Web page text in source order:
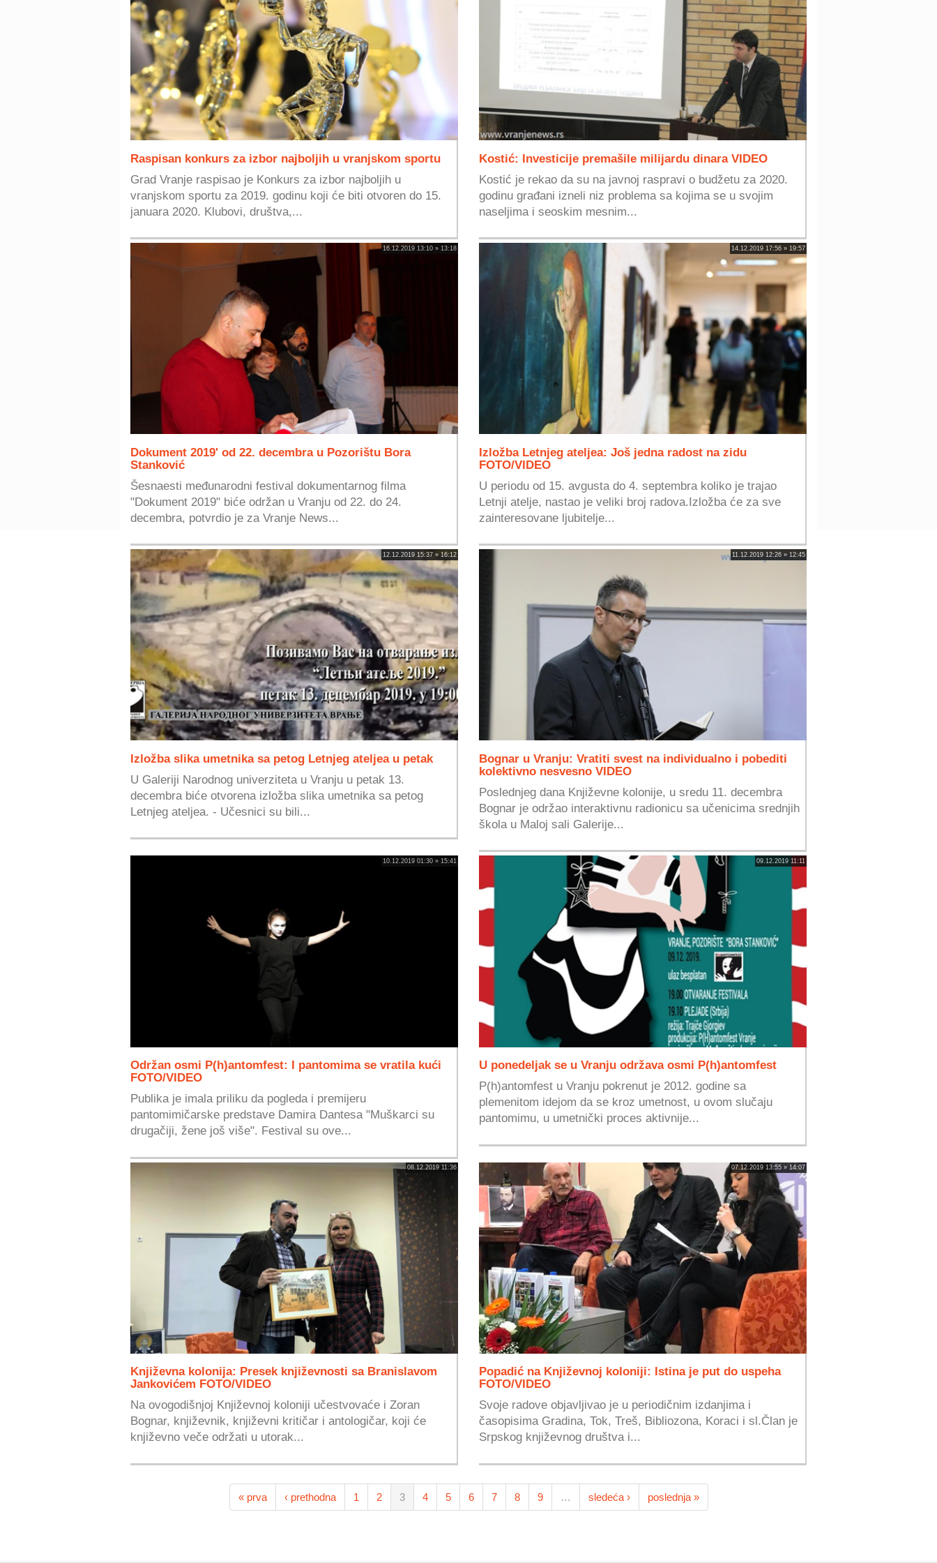
Raspisan konkurs za izbor najboljih u vranjskom sportu
Grad Vranje raspisao je Konkurs za izbor najboljih u
vranjskom sportu za 2019. godinu koji će biti otvoren do 15.
januara 2020. Klubovi, društva,...
Kostić: Investicije premašile milijardu dinara VIDEO
Kostić je rekao da su na javnoj raspravi o budžetu za 2020.
godinu građani izneli niz problema sa kojima se u svojim
naseljima i seoskim mesnim...
16.12.2019 13:10 » 13:18
Dokument 2019' od 22. decembra u Pozorištu Bora
Stanković
Šesnaesti međunarodni festival dokumentarnog filma
"Dokument 2019" biće održan u Vranju od 22. do 24.
decembra, potvrdio je za Vranje News...
14.12.2019 17:56 » 19:57
Izložba Letnjeg ateljea: Još jedna radost na zidu
FOTO/VIDEO
U periodu od 15. avgusta do 4. septembra koliko je trajao
Letnji atelje, nastao je veliki broj radova.Izložba će za sve
zainteresovane ljubitelje...
12.12.2019 15:37 » 16:12
Izložba slika umetnika sa petog Letnjeg ateljea u petak
U Galeriji Narodnog univerziteta u Vranju u petak 13.
decembra biće otvorena izložba slika umetnika sa petog
Letnjeg ateljea. - Učesnici su bili...
11.12.2019 12:26 » 12:45
Bognar u Vranju: Vratiti svest na individualno i pobediti
kolektivno nesvesno VIDEO
Poslednjeg dana Književne kolonije, u sredu 11. decembra
Bognar je održao interaktivnu radionicu sa učenicima srednjih
škola u Maloj sali Galerije...
10.12.2019 01:30 » 15:41
Održan osmi P(h)antomfest: I pantomima se vratila kući
FOTO/VIDEO
Publika je imala priliku da pogleda i premijeru
pantomimičarske predstave Damira Dantesa "Muškarci su
drugačiji, žene još više". Festival su ove...
09.12.2019 11:11
U ponedeljak se u Vranju održava osmi P(h)antomfest
P(h)antomfest u Vranju pokrenut je 2012. godine sa
plemenitom idejom da se kroz umetnost, u ovom slučaju
pantomimu, u umetnički proces aktivnije...
08.12.2019 11:36
Književna kolonija: Presek književnosti sa Branislavom
Jankovićem FOTO/VIDEO
Na ovogodišnjoj Književnoj koloniji učestvovaće i Zoran
Bognar, književnik, književni kritičar i antologičar, koji će
književno veče održati u utorak...
07.12.2019 13:55 » 14:07
Popadić na Književnoj koloniji: Istina je put do uspeha
FOTO/VIDEO
Svoje radove objavljivao je u periodičnim izdanjima i
časopisima Gradina, Tok, Treš, Bibliozona, Koraci i sl.Član je
Srpskog književnog društva i...
« prva ‹ prethodna 1 2 3 4 5 6 7 8 9 … sledeća › poslednja »